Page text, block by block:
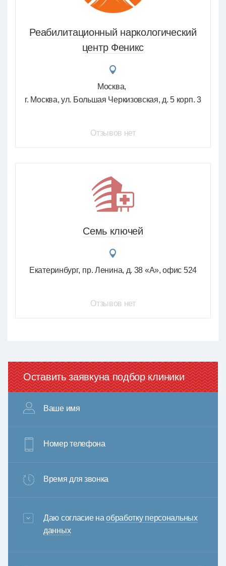
Реабилитационный наркологический
центр Феникс
Москва
г. Москва, ул. Большая Черкизовская, д. 5 корп. 3
Отзывов нет
Семь ключей
Екатеринбург пр. Ленина, д. 38 «А», офис 524
Отзывов нет
Оставить заявкуна подбор клиники
Ваше имя
Номер телефона
Время для звонка
3+6=
Даю согласие наобработку персональных
данных